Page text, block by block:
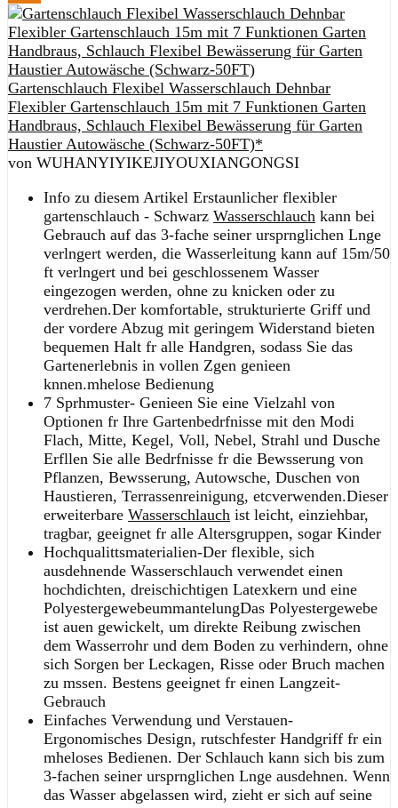
Gartenschlauch Flexibel Wasserschlauch Dehnbar
Flexibler Gartenschlauch 15m mit 7 Funktionen Garten
Handbraus, Schlauch Flexibel Bewässerung für Garten
Haustier Autowäsche (Schwarz-50FT)*
von WUHANYIYIKEJIYOUXIANGONGSI
Info zu diesem Artikel Erstaunlicher flexibler
gartenschlauch - Schwarz Wasserschlauch kann bei
Gebrauch auf das 3-fache seiner ursprnglichen Lnge
verlngert werden, die Wasserleitung kann auf 15m/50
ft verlngert und bei geschlossenem Wasser
eingezogen werden, ohne zu knicken oder zu
verdrehen.Der komfortable, strukturierte Griff und
der vordere Abzug mit geringem Widerstand bieten
bequemen Halt fr alle Handgren, sodass Sie das
Gartenerlebnis in vollen Zgen genieen
knnen.mhelose Bedienung
7 Sprhmuster- Genieen Sie eine Vielzahl von
Optionen fr Ihre Gartenbedrfnisse mit den Modi
Flach, Mitte, Kegel, Voll, Nebel, Strahl und Dusche
Erfllen Sie alle Bedrfnisse fr die Bewsserung von
Pflanzen, Bewsserung, Autowsche, Duschen von
Haustieren, Terrassenreinigung, etcverwenden.Dieser
erweiterbare Wasserschlauch ist leicht, einziehbar,
tragbar, geeignet fr alle Altersgruppen, sogar Kinder
Hochqualittsmaterialien-Der flexible, sich
ausdehnende Wasserschlauch verwendet einen
hochdichten, dreischichtigen Latexkern und eine
PolyestergewebeummantelungDas Polyestergewebe
ist auen gewickelt, um direkte Reibung zwischen
dem Wasserrohr und dem Boden zu verhindern, ohne
sich Sorgen ber Leckagen, Risse oder Bruch machen
zu mssen. Bestens geeignet fr einen Langzeit-
Gebrauch
Einfaches Verwendung und Verstauen-
Ergonomisches Design, rutschfester Handgriff fr ein
mheloses Bedienen. Der Schlauch kann sich bis zum
3-fachen seiner ursprnglichen Lnge ausdehnen. Wenn
das Wasser abgelassen wird, zieht er sich auf seine